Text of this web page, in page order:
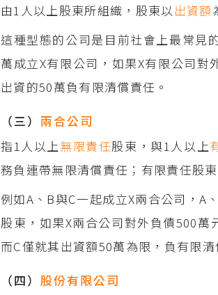
由1人以上股東所組織，股東以 出資額
這種型態的公司是目前社會上最常見
萬成立X有限公司，如果X有限公司
出資的50萬負有限清償責任。
（三） 兩合公司
指1人以上無限責任股東，與1人以上
務負連帶無限清償責任；有限責任股
例如A、B與C一起成立X兩合公司，A
股東，如果X兩合公司對外負債500萬
而C僅就其出資額50萬為限，負有限清
（四）股份有限公司